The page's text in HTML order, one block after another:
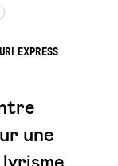
EXPRESS
une